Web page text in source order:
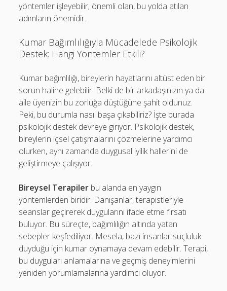
yöntemler işleyebilir; önemli olan, bu yolda atılan
adımların önemidir.
Kumar Bağımlılığıyla Mücadelede Psikolojik
Destek: Hangi Yöntemler Etkili?
Kumar bağımlılığı, bireylerin hayatlarını altüst eden bir
sorun haline gelebilir. Belki de bir arkadaşınızın ya da
aile üyenizin bu zorluğa düştüğüne şahit oldunuz.
Peki, bu durumla nasıl başa çıkabiliriz? İşte burada
psikolojik destek devreye giriyor. Psikolojik destek,
bireylerin içsel çatışmalarını çözmelerine yardımcı
olurken, aynı zamanda duygusal iyilik hallerini de
geliştirmeye çalışıyor.
Bireysel Terapiler bu alanda en yaygın
yöntemlerden biridir. Danışanlar, terapistleriyle
seanslar geçirerek duygularını ifade etme fırsatı
buluyor. Bu süreçte, bağımlılığın altında yatan
sebepler keşfediliyor. Mesela, bazı insanlar suçluluk
duyduğu için kumar oynamaya devam edebilir. Terapi,
bu duyguları anlamalarına ve geçmiş deneyimlerini
yeniden yorumlamalarına yardımcı oluyor.